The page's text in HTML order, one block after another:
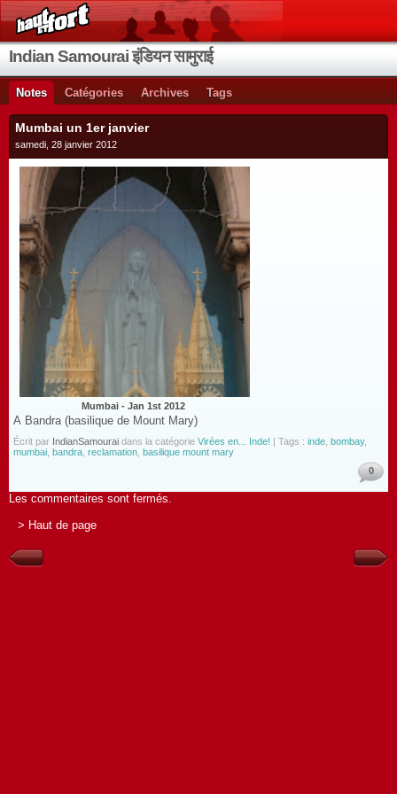
Indian Samourai इंडियन सामुराई
Notes Catégories Archives Tags
Mumbai un 1er janvier
samedi, 28 janvier 2012
Mumbai - Jan 1st 2012
A Bandra (basilique de Mount Mary)
Écrit par IndianSamourai dans la catégorie Virées en... Inde! | Tags : inde bombay,
mumbai bandra reclamation basilique mount mary
0
Les commentaires sont fermés.
> Haut de page